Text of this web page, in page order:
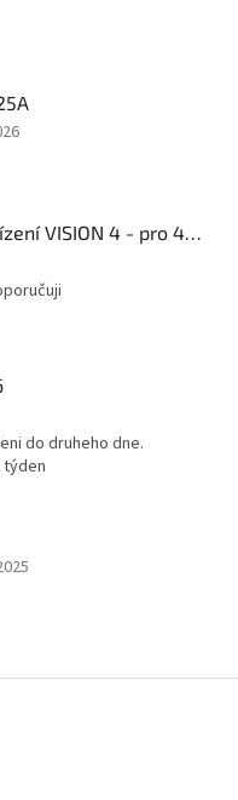
Nosič kol na tažné zařízení VISION 4 - pro 4 kola CF19591-4EFA
do druheho dne.
týden